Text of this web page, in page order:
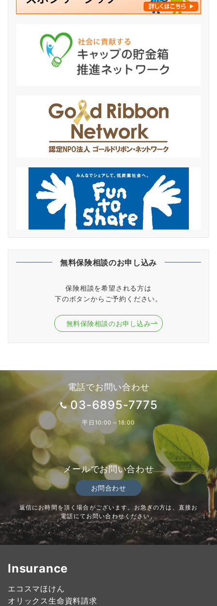
無料保険相談のお申し込み
保険相談を希望される方は
下のボタンからご予約ください。
無料保険相談のお申し込み
電話でお問い合わせ
03-6895-7775
平日10:00～18:00
メールでお問い合わせ
お問合わせ
返信にお時間を頂く場合がございます。お急ぎの方は、直接お
電話にてお問い合わせください。
Insurance
エコスマほけん
オリックス生命資料請求